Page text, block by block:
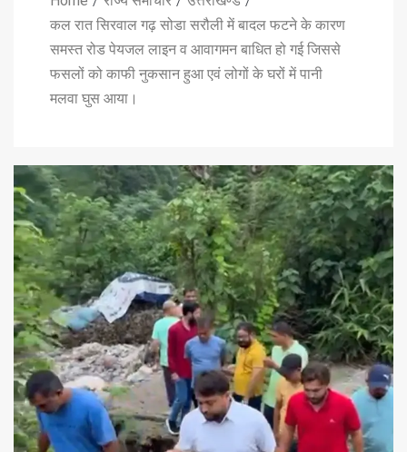
कल रात सिरवाल गढ़ सोडा सरौली में बादल फटने के कारण
समस्त रोड पेयजल लाइन व आवागमन बाधित हो गई जिससे
फसलों को काफी नुकसान हुआ एवं लोगों के घरों में पानी
मलवा घुस आया।